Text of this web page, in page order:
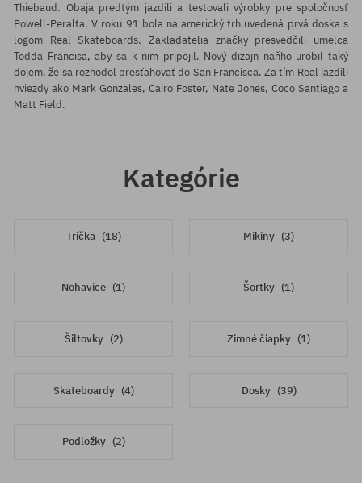
Thiebaud. Obaja predtým jazdili a testovali výrobky pre spoločnosť
Powell-Peralta. V roku 91 bola na americký trh uvedená prvá doska s
logom Real Skateboards. Zakladatelia značky presvedčili umelca
Todda Francisa, aby sa k nim pripojil. Nový dizajn naňho urobil taký
dojem, že sa rozhodol presťahovať do San Francisca. Za tím Real jazdili
hviezdy ako Mark Gonzales, Cairo Foster, Nate Jones, Coco Santiago a
Matt Field.
Kategórie
Trička (18) Mikiny (3)
Nohavice (1) Šortky (1)
Šiltovky (2) Zimné čiapky (1)
Skateboardy (4) Dosky (39)
Podložky (2)